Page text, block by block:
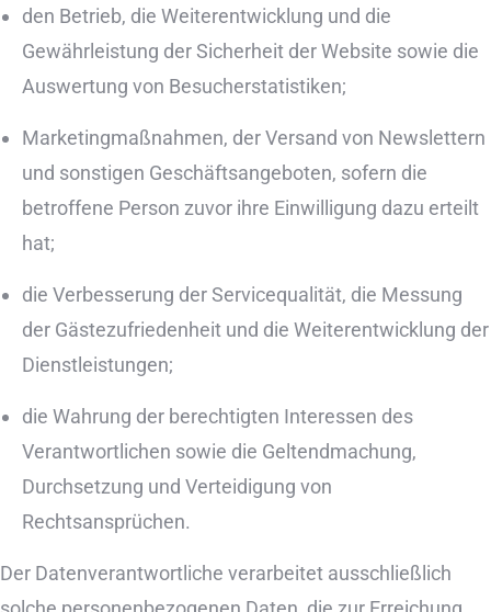
den Betrieb, die Weiterentwicklung und die
Gewährleistung der Sicherheit der Website sowie die
Auswertung von Besucherstatistiken;
Marketingmaßnahmen, der Versand von Newslettern
und sonstigen Geschäftsangeboten, sofern die
betroffene Person zuvor ihre Einwilligung dazu erteilt
hat;
die Verbesserung der Servicequalität, die Messung
der Gästezufriedenheit und die Weiterentwicklung der
Dienstleistungen;
die Wahrung der berechtigten Interessen des
Verantwortlichen sowie die Geltendmachung,
Durchsetzung und Verteidigung von
Rechtsansprüchen.
Der Datenverantwortliche verarbeitet ausschließlich